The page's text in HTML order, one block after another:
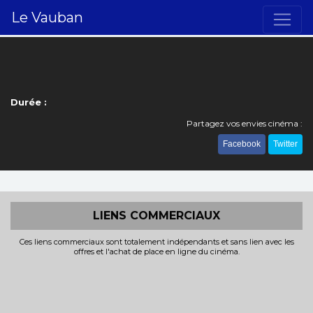
Le Vauban
Durée :
Partagez vos envies cinéma :
Facebook Twitter
LIENS COMMERCIAUX
Ces liens commerciaux sont totalement indépendants et sans lien avec les
offres et l'achat de place en ligne du cinéma.